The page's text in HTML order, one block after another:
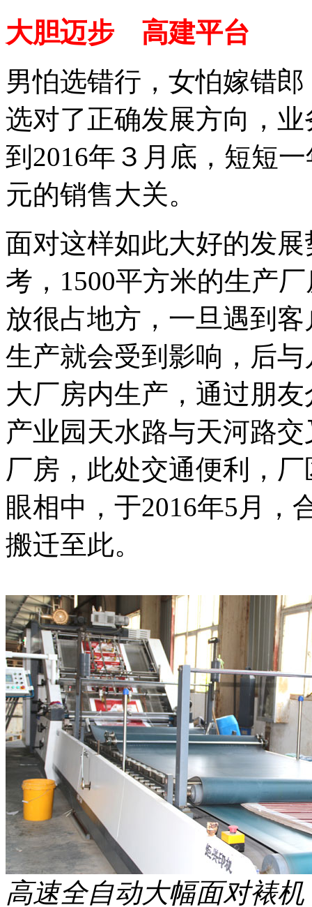
大胆迈步 高建平台
男怕选错行，女怕嫁错
选对了正确发展方向，
到2016年３月底，短短
元的销售大关。
面对这样如此大好的发
考，1500平方米的生产
放很占地方，一旦遇到
生产就会受到影响，后
大厂房内生产，通过朋
产业园天水路与天河路
厂房，此处交通便利，
眼相中，于2016年5月，
搬迁至此。
高速全自动大幅面对裱机